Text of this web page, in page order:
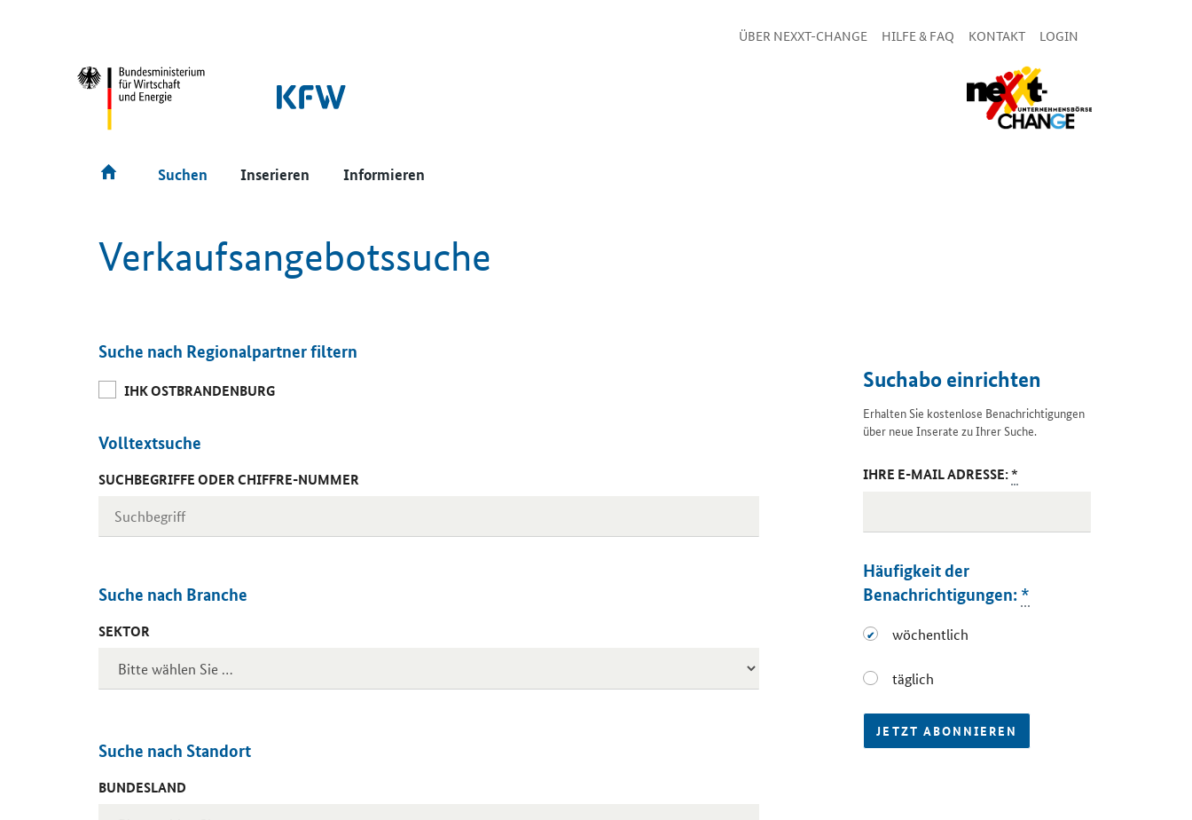
ÜBER NEXXT-CHANGE HILFE & FAQ KONTAKT LOGIN
Suchen Inserieren Informieren
Verkaufsangebotssuche
Suche nach Regionalpartner filtern
IHK OSTBRANDENBURG
Volltextsuche
SUCHBEGRIFFE ODER CHIFFRE-NUMMER
Suche nach Branche
SEKTOR
Suche nach Standort
BUNDESLAND
Suchabo einrichten
Erhalten Sie kostenlose Benachrichtigungen
über neue Inserate zu Ihrer Suche.
IHRE E-MAIL ADRESSE:*
Häufigkeit der
Benachrichtigungen: *
wöchentlich
wöchentlich
täglich
täglich
JETZT ABONNIEREN